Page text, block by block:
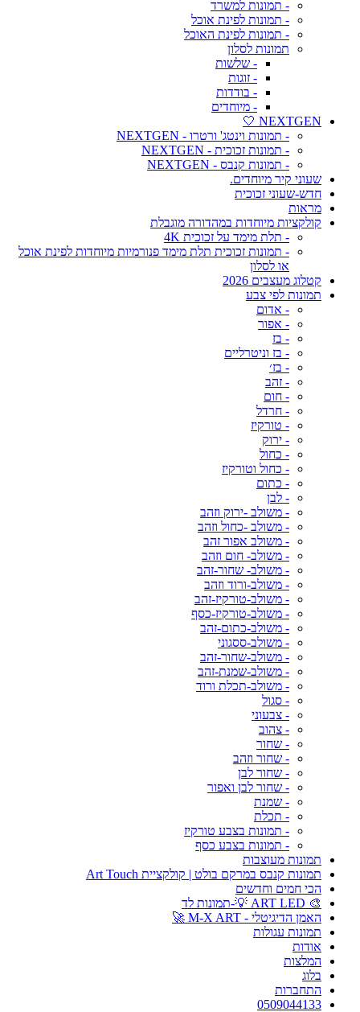
- תמונות למשרד
- תמונות לפינת אוכל
- תמונות לפינת האוכל
תמונות לסלון
- שלשות
- זוגות
- בודדות
- מיוחדים
NEXTGEN 🤍
- תמונות וינטג' ורטרו - NEXTGEN
- תמונות זכוכית - NEXTGEN
- תמונות קנבס - NEXTGEN
שעוני קיר מיוחדים.
חדש-שעוני זכוכית
מראות
קולקציות מיוחדות במהדורה מוגבלת
- תלת מימד על זכוכית 4K
- תמונות זכוכית תלת מימד פנורמיות מיוחדות לפינת אוכל
או לסלון
קטלוג מעצבים 2026
תמונות לפי צבע
- אדום
- אפור
- בז
- בז וניטרליים
- בז׳
- זהב
- חום
- חרדל
- טורקיז
- ירוק
- כחול
- כחול וטורקיז
- כתום
- לבן
- משולב -ירוק וזהב
- משולב -כחול וזהב
- משולב אפור זהב
- משולב- חום וזהב
- משולב- שחור-זהב
- משולב-ורוד וזהב
- משולב-טורקיז-זהב
- משולב-טורקיז-כסף
- משולב-כתום-זהב
- משולב-ססגוני
- משולב-שחור-זהב
- משולב-שמנת-זהב
- משולב-תכלת ורוד
- סגול
- צבעוני
- צהוב
- שחור
- שחור וזהב
- שחור לבן
- שחור לבן ואפור
- שמנת
- תכלת
- תמונות בצבע טורקיז
- תמונות בצבע כסף
תמונות מעוצבות
תמונות קנבס במרקם בולט | קולקציית Art Touch
הכי חמים וחדשים
🎨 ART LED 💡-תמונות לד
האמן הדיגיטלי - M-X ART 🚀
תמונות עגולות
אודות
המלצות
בלוג
התחברות
0509044133